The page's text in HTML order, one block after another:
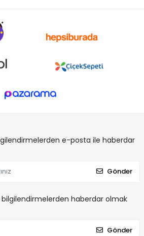
e-posta ile haberdar
Gönder
haberdar olmak
Gönder